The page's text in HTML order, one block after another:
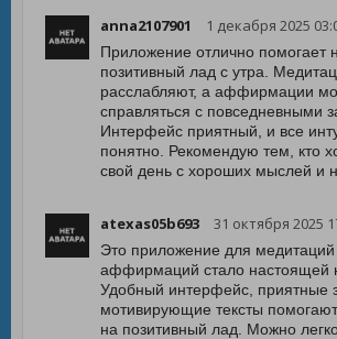
anna2107901 1 декабря 2025
Приложение отлично помогает
позитивный лад с утра.
расслабляют, а аффирмации
справляться с повседневными
Интерфейс приятный, и все
понятно. Рекомендую тем, кто
свой день с хороших мыслей и
atexas05b693 31 октября 2025
Это приложение для медитаций
аффирмаций стало настоящей
Удобный интерфейс, приятные
мотивирующие тексты
на позитивный лад. Можно